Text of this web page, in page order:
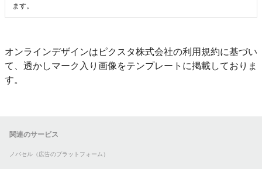
ます。
オンラインデザインはピクスタ株式会社の利用規約に基づい
て、透かしマーク入り画像をテンプレートに掲載しておりま
す。
関連のサービス
ノバセル（広告のプラットフォーム）